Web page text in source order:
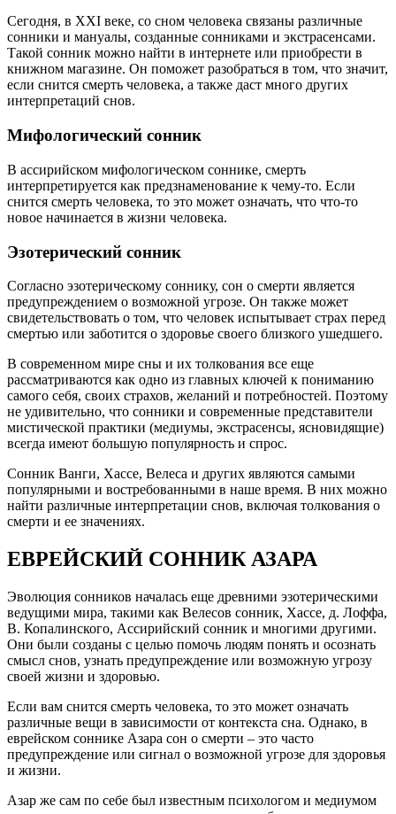
Сегодня, в XXI веке, со сном человека связаны различные
сонники и мануалы, созданные сонниками и экстрасенсами.
Такой сонник можно найти в интернете или приобрести в
книжном магазине. Он поможет разобраться в том, что значит,
если снится смерть человека, а также даст много других
интерпретаций снов.
Мифологический сонник
В ассирийском мифологическом соннике, смерть
интерпретируется как предзнаменование к чему-то. Если
снится смерть человека, то это может означать, что что-то
новое начинается в жизни человека.
Эзотерический сонник
Согласно эзотерическому соннику, сон о смерти является
предупреждением о возможной угрозе. Он также может
свидетельствовать о том, что человек испытывает страх перед
смертью или заботится о здоровье своего близкого ушедшего.
В современном мире сны и их толкования все еще
рассматриваются как одно из главных ключей к пониманию
самого себя, своих страхов, желаний и потребностей. Поэтому
не удивительно, что сонники и современные представители
мистической практики (медиумы, экстрасенсы, ясновидящие)
всегда имеют большую популярность и спрос.
Сонник Ванги, Хассе, Велеса и других являются самыми
популярными и востребованными в наше время. В них можно
найти различные интерпретации снов, включая толкования о
смерти и ее значениях.
ЕВРЕЙСКИЙ СОННИК АЗАРА
Эволюция сонников началась еще древними эзотерическими
ведущими мира, такими как Велесов сонник, Хассе, д. Лоффа,
В. Копалинского, Ассирийский сонник и многими другими.
Они были созданы с целью помочь людям понять и осознать
смысл снов, узнать предупреждение или возможную угрозу
своей жизни и здоровью.
Если вам снится смерть человека, то это может означать
различные вещи в зависимости от контекста сна. Однако, в
еврейском соннике Азара сон о смерти – это часто
предупреждение или сигнал о возможной угрозе для здоровья
и жизни.
Азар же сам по себе был известным психологом и медиумом